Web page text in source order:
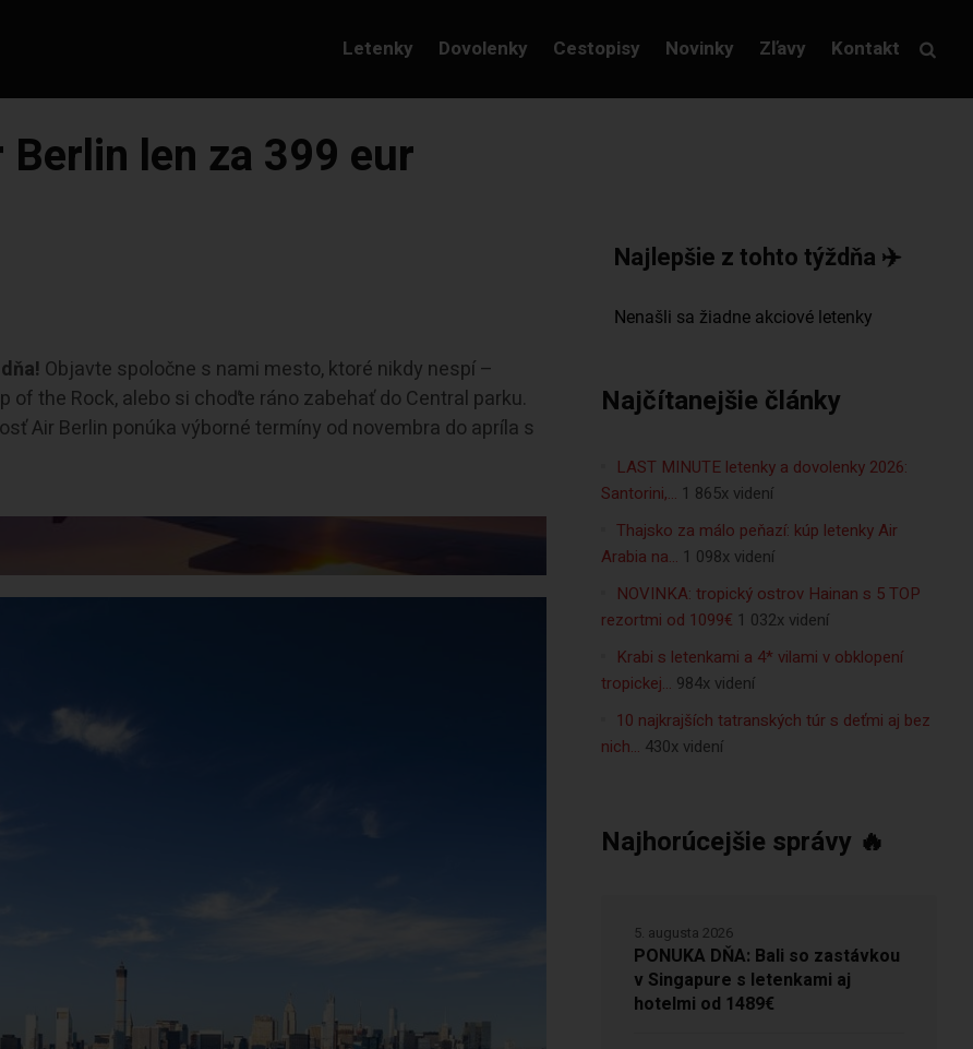
Letenky Dovolenky Cestopisy Novinky Zľavy Kontakt
len za 399 eur
Objavte spoločne s nami mesto, ktoré nikdy nespí –
the Rock, alebo si choďte ráno zabehať do Central parku.
Air Berlin ponúka výborné termíny od novembra do apríla s
Najlepšie z tohto týždňa ✈️
Najčítanejšie články
LAST MINUTE letenky a dovolenky 2026:
Santorini,… 1 865x videní
Thajsko za málo peňazí: kúp letenky Air
Arabia na… 1 098x videní
NOVINKA: tropický ostrov Hainan s 5 TOP
rezortmi od 1099€ 1 032x videní
Krabi s letenkami a 4* vilami v obklopení
tropickej… 984x videní
10 najkrajších tatranských túr s deťmi aj bez
nich… 430x videní
Najhorúcejšie správy 🔥
PONUKA DŇA: Bali so zastávkou
v Singapure s letenkami aj
hotelmi od 1489€
5. augusta 2026